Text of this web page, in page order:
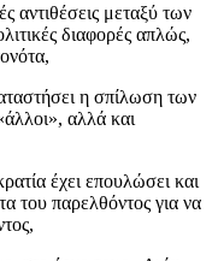
αντιθέσεις μεταξύ των
διαφορές απλώς,
,
η σπίλωση των
αλλά και
έχει επουλώσει και
του παρελθόντος για να
,